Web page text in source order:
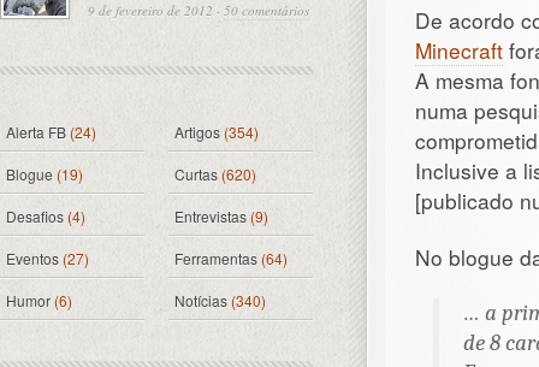
De acordo
Minecraft
A mesma
numa
Inclusive a
[publicado
No blogue
… a
de 8
9 de fevereiro de 2012 · 50 comentários
Alerta FB(24) Artigos(354)
Blogue (19) Curtas(620)
Desafios (4) Entrevistas(9)
Eventos(27) Ferramentas(64)
Humor(6) Notícias (340)